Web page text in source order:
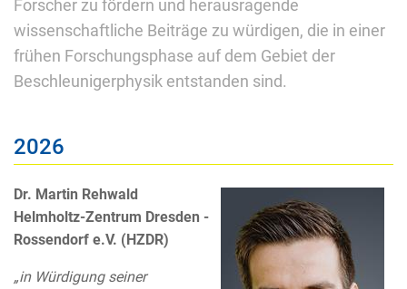
Forscher zu fördern und herausragende
wissenschaftliche Beiträge zu würdigen, die in einer
frühen Forschungsphase auf dem Gebiet der
Beschleunigerphysik entstanden sind.
2026
Dr. Martin Rehwald
Helmholtz-Zentrum Dresden -
Rossendorf e.V. (HZDR)
„in Würdigung seiner